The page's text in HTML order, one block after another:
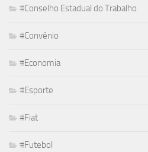
#Conselho Estadual do Trabalho
#Convênio
#Economia
#Esporte
#Fiat
#Futebol